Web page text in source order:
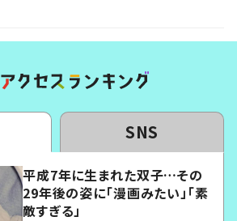
SNS
平成7年に生まれた双子…その
29年後の姿に「漫画みたい」「素
敵すぎる」